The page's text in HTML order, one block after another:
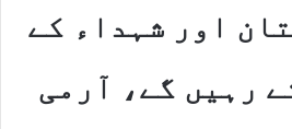
اور شہداء کے
رہیں گے، آرمی